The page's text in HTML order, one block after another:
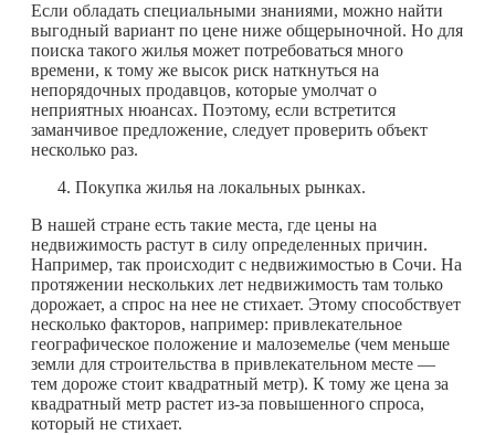
Если обладать специальными знаниями, можно найти
выгодный вариант по цене ниже общерыночной. Но для
поиска такого жилья может потребоваться много
времени, к тому же высок риск наткнуться на
непорядочных продавцов, которые умолчат о
неприятных нюансах. Поэтому, если встретится
заманчивое предложение, следует проверить объект
несколько раз.
Покупка жилья на локальных рынках.
В нашей стране есть такие места, где цены на
недвижимость растут в силу определенных причин.
Например, так происходит с недвижимостью в Сочи. На
протяжении нескольких лет недвижимость там только
дорожает, а спрос на нее не стихает. Этому способствует
несколько факторов, например: привлекательное
географическое положение и малоземелье (чем меньше
земли для строительства в привлекательном месте —
тем дороже стоит квадратный метр). К тому же цена за
квадратный метр растет из-за повышенного спроса,
который не стихает.